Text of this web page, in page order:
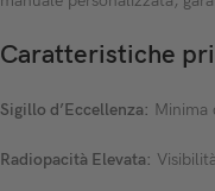
Caratteristiche
Sigillo d’Eccellenza: Minima
Radiopacità Elevata: